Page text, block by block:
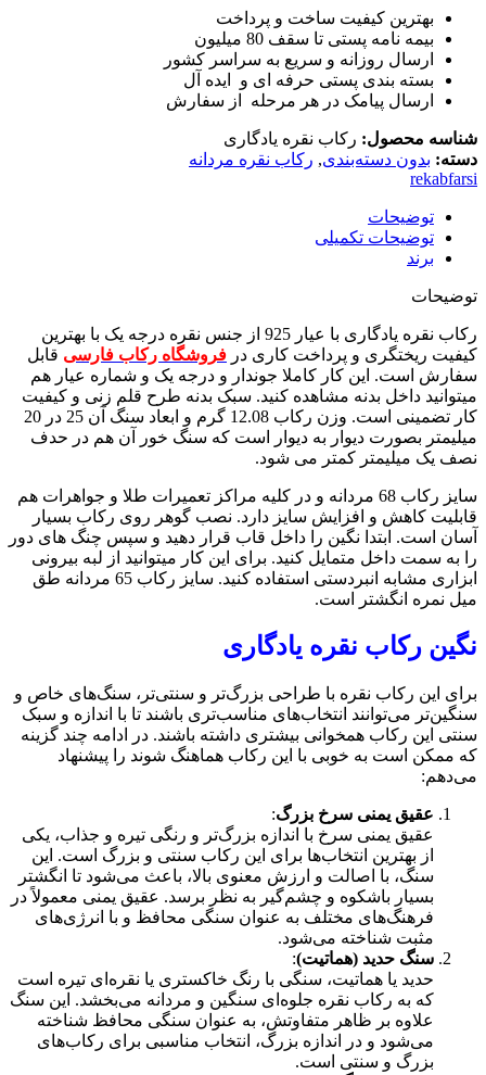
بهترین کیفیت ساخت و پرداخت
بیمه نامه پستی تا سقف 80 میلیون
ارسال روزانه و سریع به سراسر کشور
بسته بندی پستی حرفه ای و ایده آل
ارسال پیامک در هر مرحله از سفارش
شناسه محصول: رکاب نقره یادگاری
دسته: بدون دسته‌بندی, رکاب نقره مردانه
rekabfarsi
توضیحات
توضیحات تکمیلی
برند
توضیحات
رکاب نقره یادگاری با عیار 925 از جنس نقره درجه یک با بهترین
کیفیت ریختگری و پرداخت کاری در فروشگاه رکاب فارسی قابل
سفارش است. این کار کاملا جوندار و درجه یک و شماره عیار هم
میتوانید داخل بدنه مشاهده کنید. سبک بدنه طرح قلم زنی و کیفیت
کار تضمینی است. وزن رکاب 12.08 گرم و ابعاد سنگ آن 25 در 20
میلیمتر بصورت دیوار به دیوار است که سنگ خور آن هم در حدف
نصف یک میلیمتر کمتر می شود.
سایز رکاب 68 مردانه و در کلیه مراکز تعمیرات طلا و جواهرات هم
قابلیت کاهش و افزایش سایز دارد. نصب گوهر روی رکاب بسیار
آسان است. ابتدا نگین را داخل قاب قرار دهید و سپس چنگ های دور
را به سمت داخل متمایل کنید. برای این کار میتوانید از لبه بیرونی
ابزاری مشابه انبردستی استفاده کنید. سایز رکاب 65 مردانه طق
میل نمره انگشتر است.
نگین رکاب نقره یادگاری
برای این رکاب نقره با طراحی بزرگ‌تر و سنتی‌تر، سنگ‌های خاص و
سنگین‌تر می‌توانند انتخاب‌های مناسب‌تری باشند تا با اندازه و سبک
سنتی این رکاب همخوانی بیشتری داشته باشند. در ادامه چند گزینه
که ممکن است به خوبی با این رکاب هماهنگ شوند را پیشنهاد
می‌دهم:
عقیق یمنی سرخ بزرگ:
عقیق یمنی سرخ با اندازه بزرگ‌تر و رنگی تیره و جذاب، یکی
از بهترین انتخاب‌ها برای این رکاب سنتی و بزرگ است. این
سنگ، با اصالت و ارزش معنوی بالا، باعث می‌شود تا انگشتر
بسیار باشکوه و چشم‌گیر به نظر برسد. عقیق یمنی معمولاً در
فرهنگ‌های مختلف به عنوان سنگی محافظ و با انرژی‌های
مثبت شناخته می‌شود.
سنگ حدید (هماتیت):
حدید یا هماتیت، سنگی با رنگ خاکستری یا نقره‌ای تیره است
که به رکاب نقره جلوه‌ای سنگین و مردانه می‌بخشد. این سنگ
علاوه بر ظاهر متفاوتش، به عنوان سنگی محافظ شناخته
می‌شود و در اندازه بزرگ، انتخاب مناسبی برای رکاب‌های
بزرگ و سنتی است.